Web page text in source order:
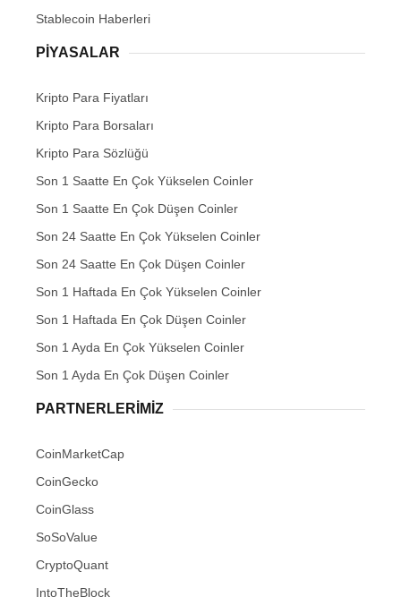
Stablecoin Haberleri
PIYASALAR
Kripto Para Fiyatları
Kripto Para Borsaları
Kripto Para Sözlüğü
Son 1 Saatte En Çok Yükselen Coinler
Son 1 Saatte En Çok Düşen Coinler
Son 24 Saatte En Çok Yükselen Coinler
Son 24 Saatte En Çok Düşen Coinler
Son 1 Haftada En Çok Yükselen Coinler
Son 1 Haftada En Çok Düşen Coinler
Son 1 Ayda En Çok Yükselen Coinler
Son 1 Ayda En Çok Düşen Coinler
PARTNERLERIMIZ
CoinMarketCap
CoinGecko
CoinGlass
SoSoValue
CryptoQuant
IntoTheBlock